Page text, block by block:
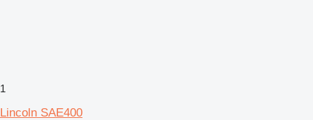
1
Lincoln SAE400